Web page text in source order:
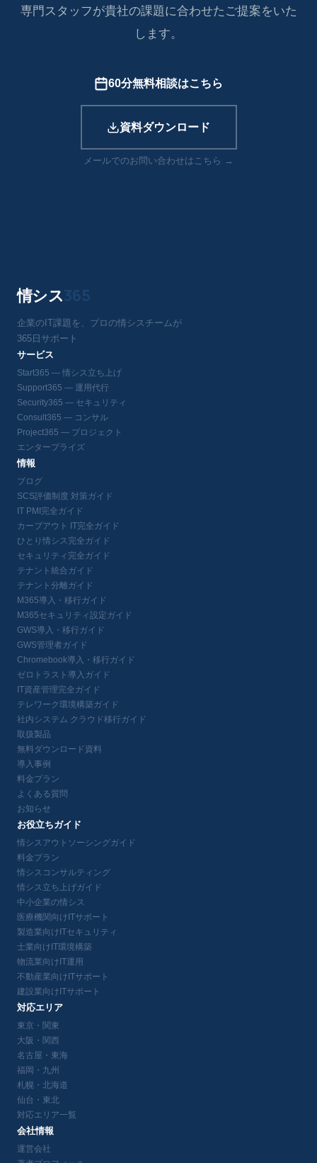
専門スタッフが貴社の課題に合わせたご提案をいた
します。
60分無料相談はこちら
資料ダウンロード
メールでのお問い合わせはこちら →
情シス365
企業のIT課題を、プロの情シスチームが
365日サポート
サービス
Start365 — 情シス立ち上げ
Support365 — 運用代行
Security365 — セキュリティ
Consult365 — コンサル
Project365 — プロジェクト
エンタープライズ
情報
ブログ
SCS評価制度 対策ガイド
IT PMI完全ガイド
カーブアウト IT完全ガイド
ひとり情シス完全ガイド
セキュリティ完全ガイド
テナント統合ガイド
テナント分離ガイド
M365導入・移行ガイド
M365セキュリティ設定ガイド
GWS導入・移行ガイド
GWS管理者ガイド
Chromebook導入・移行ガイド
ゼロトラスト導入ガイド
IT資産管理完全ガイド
テレワーク環境構築ガイド
社内システム クラウド移行ガイド
取扱製品
無料ダウンロード資料
導入事例
料金プラン
よくある質問
お知らせ
お役立ちガイド
情シスアウトソーシングガイド
料金プラン
情シスコンサルティング
情シス立ち上げガイド
中小企業の情シス
医療機関向けITサポート
製造業向けITセキュリティ
士業向けIT環境構築
物流業向けIT運用
不動産業向けITサポート
建設業向けITサポート
対応エリア
東京・関東
大阪・関西
名古屋・東海
福岡・九州
札幌・北海道
仙台・東北
対応エリア一覧
会社情報
運営会社